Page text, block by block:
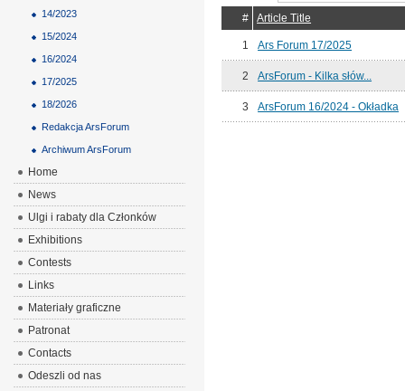
#
Article Title
1 Ars Forum 17/2025
2 ArsForum - Kilka słów...
3 ArsForum 16/2024 - Okładka
14/2023
15/2024
16/2024
17/2025
18/2026
Redakcja ArsForum
Archiwum ArsForum
Home
News
Ulgi i rabaty dla Członków
Exhibitions
Contests
Links
Materiały graficzne
Patronat
Contacts
Odeszli od nas